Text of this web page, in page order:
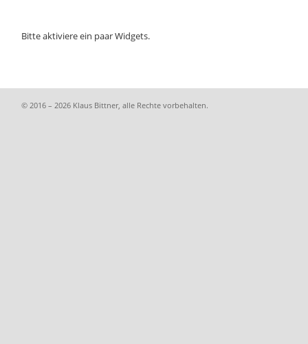
Bitte aktiviere ein paar Widgets.
© 2016 – 2026 Klaus Bittner, alle Rechte vorbehalten.